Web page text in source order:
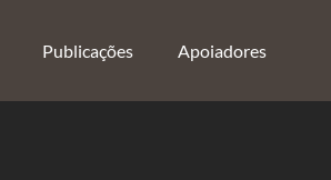
Publicações Apoiadores